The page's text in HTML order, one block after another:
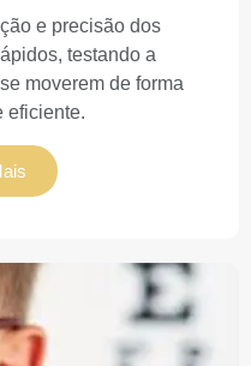
e precisão dos
testando a
moverem de forma
eficiente.